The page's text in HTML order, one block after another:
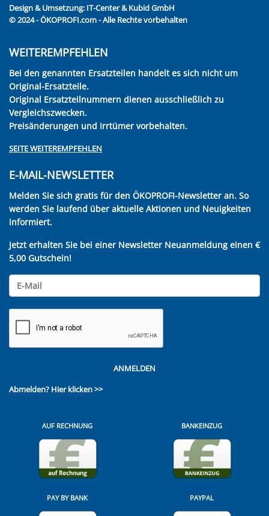
Design & Umsetzung: IT-Center & Kubid GmbH
© 2024 - ÖKOPROFI.com - Alle Rechte vorbehalten
WEITEREMPFEHLEN
Bei den genannten Ersatzteilen handelt es sich nicht um
Original-Ersatzteile.
Original Ersatzteilnummern dienen ausschließlich zu
Vergleichszwecken.
Preisänderungen und Irrtümer vorbehalten.
SEITE WEITEREMPFEHLEN
E-MAIL-NEWSLETTER
Melden Sie sich gratis für den ÖKOPROFI-Newsletter an. So
werden Sie laufend über aktuelle Aktionen und Neuigkeiten
informiert.
Jetzt erhalten Sie bei einer Newsletter Neuanmeldung einen €
5,00 Gutschein!
ANMELDEN
Abmelden? Hier klicken >>
AUF RECHNUNG BANKEINZUG
PAY BY BANK PAYPAL